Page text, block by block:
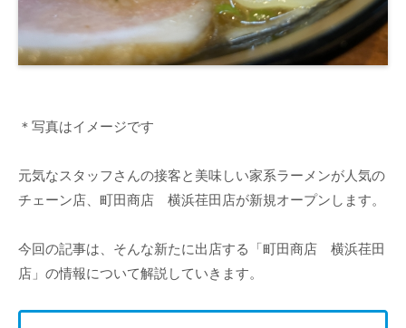
＊写真はイメージです
元気なスタッフさんの接客と美味しい家系ラーメンが人気の
チェーン店、町田商店 横浜荏田店が新規オープンします。
今回の記事は、そんな新たに出店する「町田商店 横浜荏田
店」の情報について解説していきます。